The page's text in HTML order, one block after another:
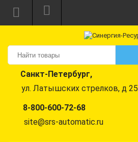
Санкт-Петербург,
ул. Латышских стрелков, д 25
8-800-600-72-68
site@srs-automatic.ru